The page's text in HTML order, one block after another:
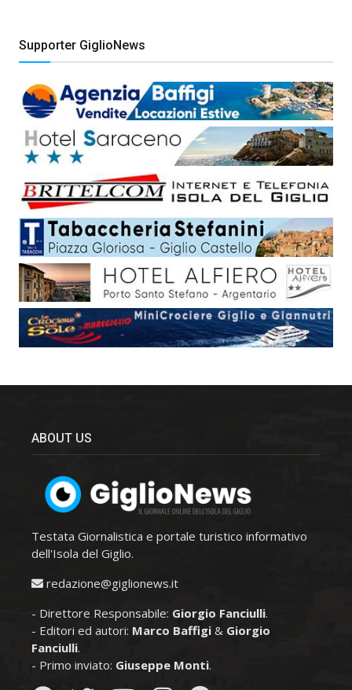
Supporter GiglioNews
ABOUT US
Testata Giornalistica e portale turistico informativo
dell'Isola del Giglio.
redazione@giglionews.it
- Direttore Responsabile: Giorgio Fanciulli.
- Editori ed autori: Marco Baffigi & Giorgio
Fanciulli.
- Primo inviato: Giuseppe Monti.